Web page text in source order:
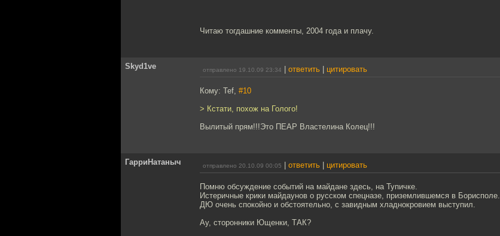
Читаю тогдашние комменты, 2004 года и плачу.
Skyd1ve отправлено 19.10.09 23:34 ответить цитировать
Кому: Tef, #10
> Кстати, похож на Голого!
Вылитый прям!!!Это ПЕАР Властелина Колец!!!
ГарриНатаныч отправлено 20.10.09 00:05 ответить цитировать
Помню обсуждение событий на майдане здесь, на Тупичке.
Истеричные крики майдаунов о русском спецназе, приземлившемся в Борисполе.
ДЮ очень спокойно и обстоятельно, с завидным хладнокровием выступил.
Ау, сторонники Ющенки, ТАК?